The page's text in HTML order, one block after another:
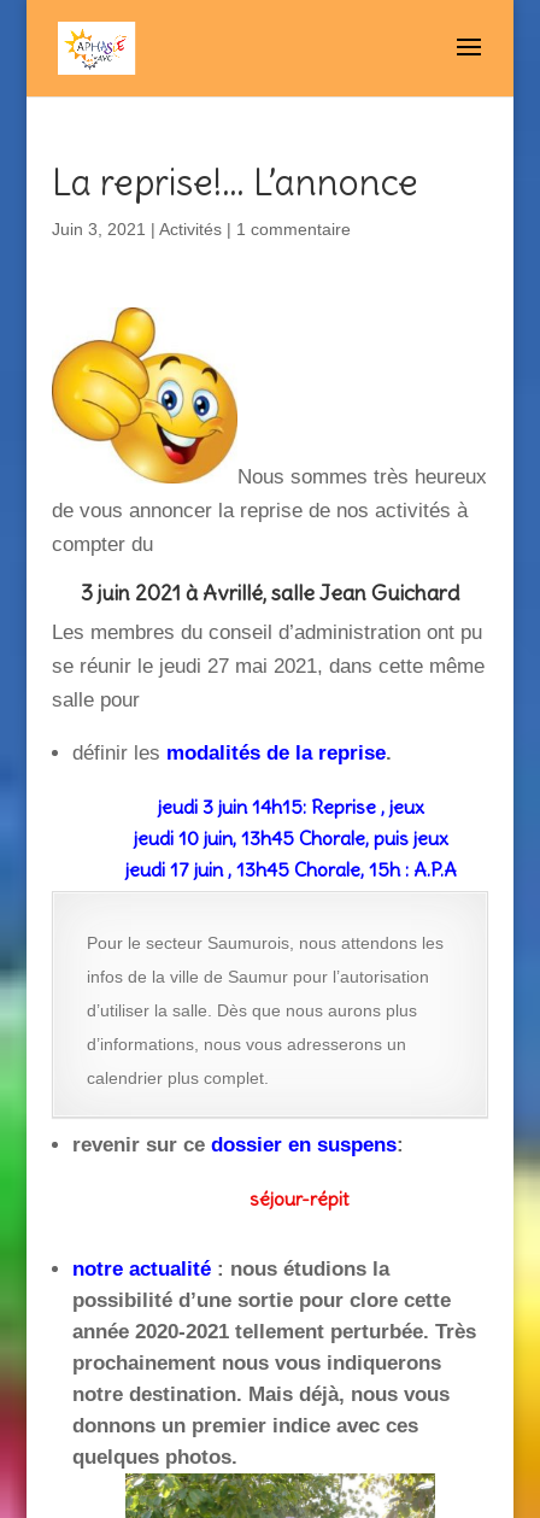
La reprise!… L’annonce
Juin 3, 2021 | Activités| 1 commentaire
Nous sommes très heureux
de vous annoncer la reprise de nos activités à
compter du
3 juin 2021 à Avrillé, salle Jean Guichard
Les membres du conseil d’administration ont pu
se réunir le jeudi 27 mai 2021, dans cette même
salle pour
définir les modalités de la reprise.
jeudi 3 juin 14h15: Reprise , jeux
jeudi 10 juin, 13h45 Chorale, puis jeux
jeudi 17 juin , 13h45 Chorale, 15h : A.P.A
Pour le secteur Saumurois, nous attendons les
infos de la ville de Saumur pour l’autorisation
d’utiliser la salle. Dès que nous aurons plus
d’informations, nous vous adresserons un
calendrier plus complet.
revenir sur ce dossier en suspens:
séjour-répit
notre actualité: nous étudions la
possibilité d’une sortie pour clore cette
année 2020-2021 tellement perturbée. Très
prochainement nous vous indiquerons
notre destination. Mais déjà, nous vous
donnons un premier indice avec ces
quelques photos.